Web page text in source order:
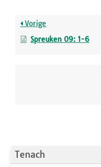
Tenach
Vorige
Spreuken 09: 1-6